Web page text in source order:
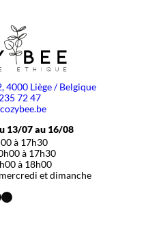
4000 Liège / Belgique
72 47
13/07 au 16/08
à 17h30
à 17h30
à 18h00
et dimanche
Instagram